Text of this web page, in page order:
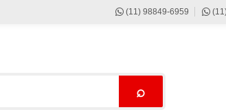
(11) 98849-6959
⌕